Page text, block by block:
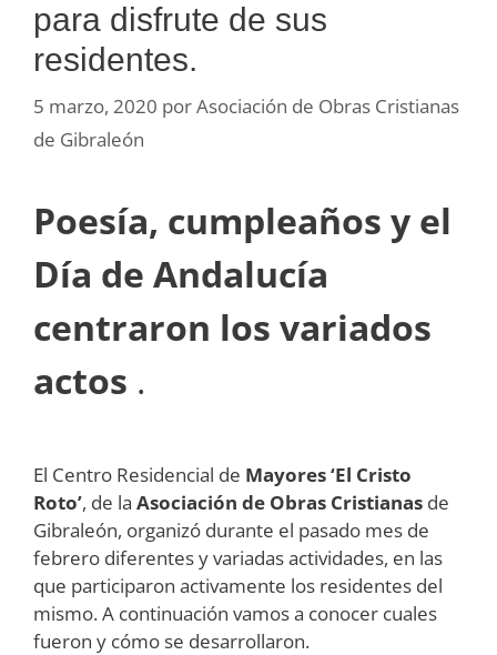
para disfrute de sus
residentes.
5 marzo, 2020 porAsociación de Obras Cristianas
de Gibraleón
Poesía, cumpleaños y el
Día de Andalucía
centraron los variados
actos .
El Centro Residencial de Mayores ‘El Cristo
Roto’, de la Asociación de Obras Cristianas de
Gibraleón, organizó durante el pasado mes de
febrero diferentes y variadas actividades, en las
que participaron activamente los residentes del
mismo. A continuación vamos a conocer cuales
fueron y cómo se desarrollaron.